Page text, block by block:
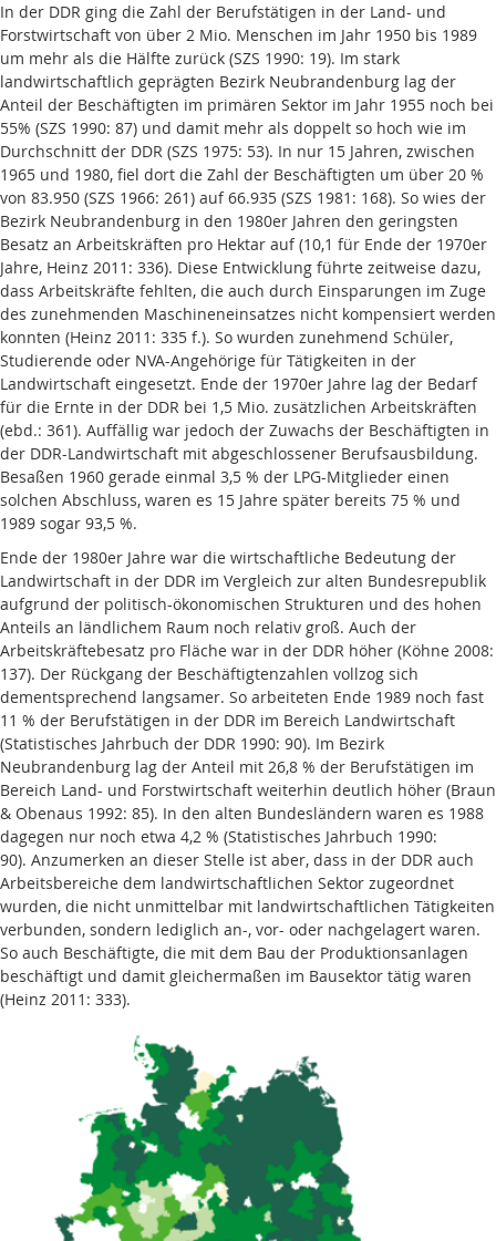
In der DDR ging die Zahl der Berufstätigen in der Land- und
Forstwirtschaft von über 2 Mio. Menschen im Jahr 1950 bis 1989
um mehr als die Hälfte zurück (SZS 1990: 19). Im stark
landwirtschaftlich geprägten Bezirk Neubrandenburg lag der
Anteil der Beschäftigten im primären Sektor im Jahr 1955 noch bei
55% (SZS 1990: 87) und damit mehr als doppelt so hoch wie im
Durchschnitt der DDR (SZS 1975: 53). In nur 15 Jahren, zwischen
1965 und 1980, fiel dort die Zahl der Beschäftigten um über 20 %
von 83.950 (SZS 1966: 261) auf 66.935 (SZS 1981: 168). So wies der
Bezirk Neubrandenburg in den 1980er Jahren den geringsten
Besatz an Arbeitskräften pro Hektar auf (10,1 für Ende der 1970er
Jahre, Heinz 2011: 336). Diese Entwicklung führte zeitweise dazu,
dass Arbeitskräfte fehlten, die auch durch Einsparungen im Zuge
des zunehmenden Maschineneinsatzes nicht kompensiert werden
konnten (Heinz 2011: 335 f.). So wurden zunehmend Schüler,
Studierende oder NVA-Angehörige für Tätigkeiten in der
Landwirtschaft eingesetzt. Ende der 1970er Jahre lag der Bedarf
für die Ernte in der DDR bei 1,5 Mio. zusätzlichen Arbeitskräften
(ebd.: 361). Auffällig war jedoch der Zuwachs der Beschäftigten in
der DDR-Landwirtschaft mit abgeschlossener Berufsausbildung.
Besaßen 1960 gerade einmal 3,5 % der LPG-Mitglieder einen
solchen Abschluss, waren es 15 Jahre später bereits 75 % und
1989 sogar 93,5 %.
Ende der 1980er Jahre war die wirtschaftliche Bedeutung der
Landwirtschaft in der DDR im Vergleich zur alten Bundesrepublik
aufgrund der politisch-ökonomischen Strukturen und des hohen
Anteils an ländlichem Raum noch relativ groß. Auch der
Arbeitskräftebesatz pro Fläche war in der DDR höher (Köhne 2008:
137). Der Rückgang der Beschäftigtenzahlen vollzog sich
dementsprechend langsamer. So arbeiteten Ende 1989 noch fast
11 % der Berufstätigen in der DDR im Bereich Landwirtschaft
(Statistisches Jahrbuch der DDR 1990: 90). Im Bezirk
Neubrandenburg lag der Anteil mit 26,8 % der Berufstätigen im
Bereich Land- und Forstwirtschaft weiterhin deutlich höher (Braun
& Obenaus 1992: 85). In den alten Bundesländern waren es 1988
dagegen nur noch etwa 4,2 % (Statistisches Jahrbuch 1990:
90). Anzumerken an dieser Stelle ist aber, dass in der DDR auch
Arbeitsbereiche dem landwirtschaftlichen Sektor zugeordnet
wurden, die nicht unmittelbar mit landwirtschaftlichen Tätigkeiten
verbunden, sondern lediglich an-, vor- oder nachgelagert waren.
So auch Beschäftigte, die mit dem Bau der Produktionsanlagen
beschäftigt und damit gleichermaßen im Bausektor tätig waren
(Heinz 2011: 333).